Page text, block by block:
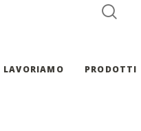
LAVORIAMO PRODOTTI